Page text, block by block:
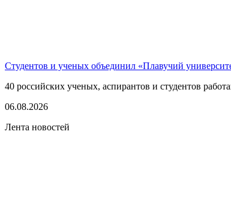
Студентов и ученых объединил «Плавучий
40 российских ученых, аспирантов и студентов
06.08.2026
Лента новостей